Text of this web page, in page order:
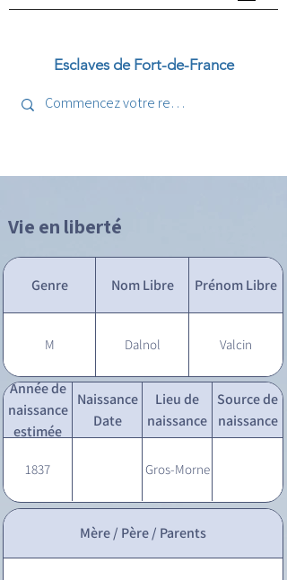
Esclaves de Fort-de-France
Vie en liberté
Genre Nom Libre Prénom Libre
M Dalnol Valcin
Année de
naissance
estimée
Naissance
Date
Lieu de
naissance
Source de
naissance
1837 Gros-Morne
Mère / Père / Parents